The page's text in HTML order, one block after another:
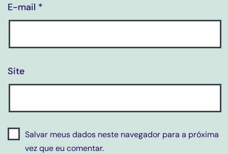
E-mail *
Site
Salvar meus dados neste navegador para a próxima
vez que eu comentar.